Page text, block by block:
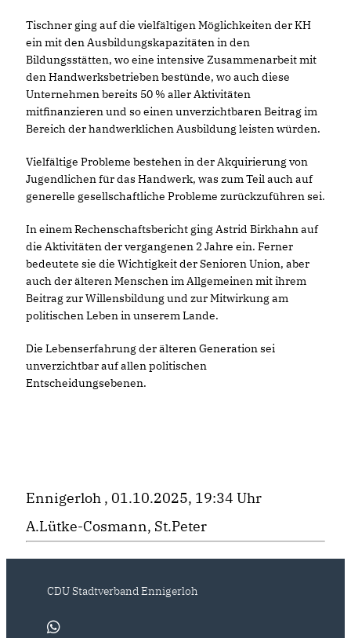
Tischner ging auf die vielfältigen Möglichkeiten der KH
ein mit den Ausbildungskapazitäten in den
Bildungsstätten, wo eine intensive Zusammenarbeit mit
den Handwerksbetrieben bestünde, wo auch diese
Unternehmen bereits 50 % aller Aktivitäten
mitfinanzieren und so einen unverzichtbaren Beitrag im
Bereich der handwerklichen Ausbildung leisten würden.
Vielfältige Probleme bestehen in der Akquirierung von
Jugendlichen für das Handwerk, was zum Teil auch auf
generelle gesellschaftliche Probleme zurückzuführen sei.
In einem Rechenschaftsbericht ging Astrid Birkhahn auf
die Aktivitäten der vergangenen 2 Jahre ein. Ferner
bedeutete sie die Wichtigkeit der Senioren Union, aber
auch der älteren Menschen im Allgemeinen mit ihrem
Beitrag zur Willensbildung und zur Mitwirkung am
politischen Leben in unserem Lande.
Die Lebenserfahrung der älteren Generation sei
unverzichtbar auf allen politischen
Entscheidungsebenen.
Ennigerloh , 01.10.2025, 19:34 Uhr
A.Lütke-Cosmann, St.Peter
CDU Stadtverband Ennigerloh